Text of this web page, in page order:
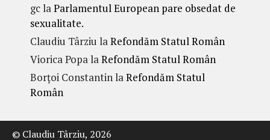
gclaParlamentul European pare obsedat de
sexualitate.
Claudiu Târziu laRefondăm Statul Român
Viorica PopalaRefondăm Statul Român
Borțoi ConstantinlaRefondăm Statul
Român
© Claudiu Târziu, 2026